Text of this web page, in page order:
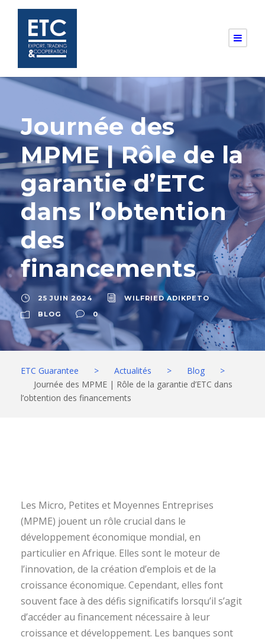
Journée des
MPME | Rôle de la
garantie d’ETC
dans l’obtention
des
financements
25 JUIN 2024
WILFRIED ADIKPETO
BLOG
0
ETC Guarantee > Actualités > Blog
>
Journée des MPME | Rôle de la garantie d’ETC dans
l’obtention des financements
Les Micro, Petites et Moyennes Entreprises
(MPME) jouent un rôle crucial dans le
développement économique mondial, en
particulier en Afrique. Elles sont le moteur de
l’innovation, de la création d’emplois et de la
croissance économique. Cependant, elles font
souvent face à des défis significatifs lorsqu’il s’agit
d’accéder au financement nécessaire à leur
croissance et développement. Les banques sont